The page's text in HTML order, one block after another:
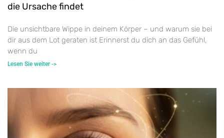
die Ursache findet
Die unsichtbare Wippe in deinem Körper – und warum sie bei
dir aus dem Lot geraten ist Erinnerst du dich an das Gefühl,
wenn du
Lesen Sie weiter ->